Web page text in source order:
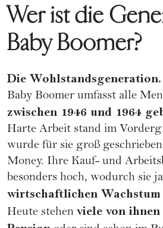
Wer ist die
Baby Boomer?
Die Wohlstandsgeneration.
Baby Boomer umfasst alle
zwischen 1946 und 1964
Harte Arbeit stand im
wurde für sie groß
Money. Ihre Kauf- und
besonders hoch, wodurch sie
wirtschaftlichen Wachstum
Heute stehen viele von